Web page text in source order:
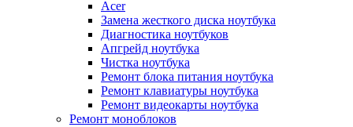
Acer
Замена жесткого диска ноутбука
Диагностика ноутбуков
Апгрейд ноутбука
Чистка ноутбука
Ремонт блока питания ноутбука
Ремонт клавиатуры ноутбука
Ремонт видеокарты ноутбука
Ремонт моноблоков